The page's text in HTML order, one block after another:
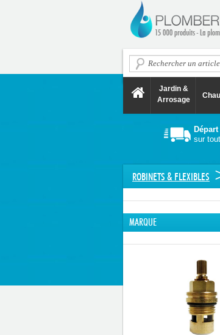
Jardin &
Arrosage
sur
ROBINETS & FLEXIBLES
MARQUE